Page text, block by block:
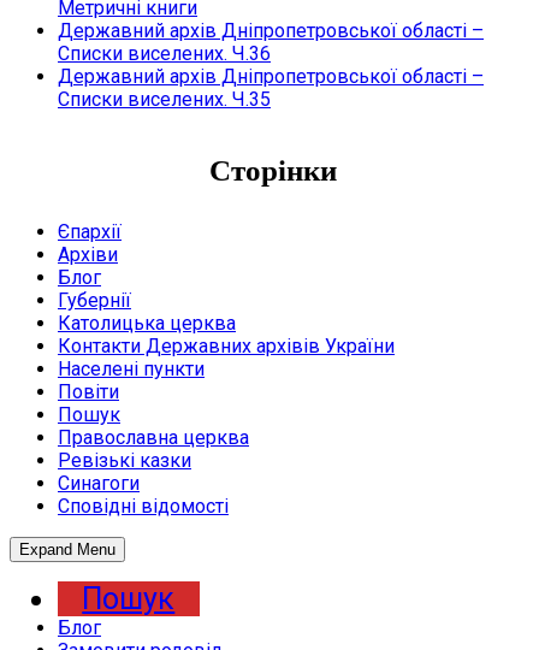
Метричні книги
Державний архів Дніпропетровської області –
Списки виселених. Ч.36
Державний архів Дніпропетровської області –
Списки виселених. Ч.35
Сторінки
Єпархії
Архіви
Блог
Губернії
Католицька церква
Контакти Державних архівів України
Населені пункти
Повіти
Пошук
Православна церква
Ревізькі казки
Синагоги
Сповідні відомості
Expand Menu
Пошук
Блог